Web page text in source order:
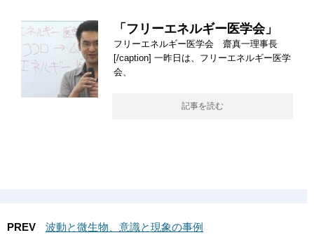
「フリーエネルギー医学会」
フリーエネルギー医学会 齋真一理事長
[/caption] 一昨日は、フリーエネルギー医学
会、
記事を読む
PREV
波動と微生物、意識と現象の事例